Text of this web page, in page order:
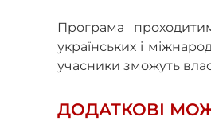
Програма
українських і
учасники зможуть
ДОДАТКОВІ